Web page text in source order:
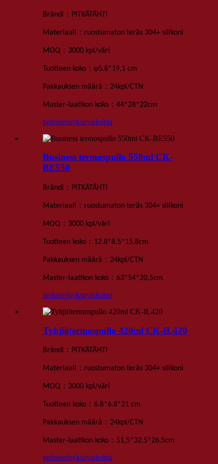
Brändi ： PITKÄTÄHTI
Materiaali ： ruostumaton teräs 304+ silikoni
MOQ ： 3000 kpl /väri
Tuotteen koko ： φ5.8*19,1 cm
Pakkauksen määrä ： 24kpl /CTN
Master-laatikon koko ： 44*28*22cm
tiedusteluyksityiskohta
Business termospullo 550ml CK-
BE550
Brändi ： PITKÄTÄHTI
Materiaali ： ruostumaton teräs 304+ silikoni
MOQ ： 3000 kpl /väri
Tuotteen koko ： 12.8*8.5*15.8cm
Pakkauksen määrä ： 24kpl /CTN
Master-laatikon koko ： 63*54*20,5cm
tiedusteluyksityiskohta
Tyhjiötermospullo 420ml CK-IL420
Brändi ： PITKÄTÄHTI
Materiaali ： ruostumaton teräs 304+ silikoni
MOQ ： 3000 kpl/väri
Tuotteen koko ： 6.8*6.8*21 cm
Pakkauksen määrä ： 24kpl/CTN
Master-laatikon koko ： 51,5*32,5*26,5cm
tiedusteluyksityiskohta